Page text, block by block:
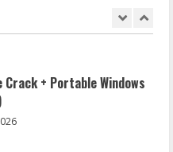
Shadows Digital
Cracked Rune Release